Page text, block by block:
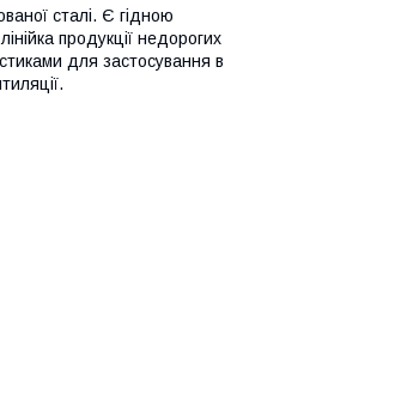
сталі. Є гідною
продукції недорогих
для застосування в